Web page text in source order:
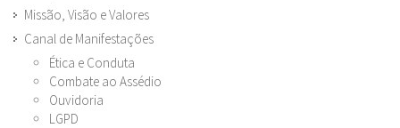
Missão, Visão e Valores
Canal de Manifestações
Ética e Conduta
Combate ao Assédio
Ouvidoria
LGPD